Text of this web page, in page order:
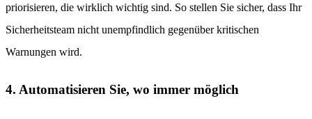
priorisieren, die wirklich wichtig sind. So stellen Sie sicher, dass Ihr
Sicherheitsteam nicht unempfindlich gegenüber kritischen
Warnungen wird.
4. Automatisieren Sie, wo immer möglich